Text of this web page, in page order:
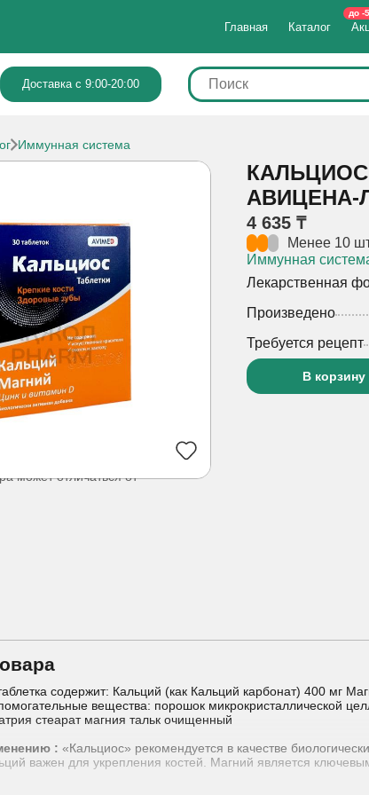
Главная Каталог
до -
Доставка с 9:00-20:00
Иммунная система
может отличаться от
АВИЦЕНА-
4 635 ₸
Менее 10
Иммунная
Лекарственная
Произведено
Требуется рецепт
В корзину
содержит: Кальций (как Кальций карбонат) 400 мг
вещества: порошок микрокристаллической
стеарат магния тальк очищенный
: «Кальциос» рекомендуется в качестве
важен для укрепления костей. Магний является
костный матрикс.